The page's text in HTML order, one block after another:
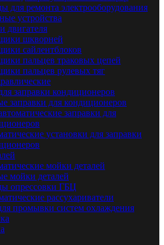
для ремонта электрооборудования
устройства
двигателя
шкворней
сайлентблоков
пальцев траковых цепей
пальцев рулевых тяг
заправки кондиционеров
заправки для кондиционеров
заправки для
установки для заправки
мойки деталей
мойки деталей
опрессовки ГБЦ
рассухариватели
промывки систем охлаждения